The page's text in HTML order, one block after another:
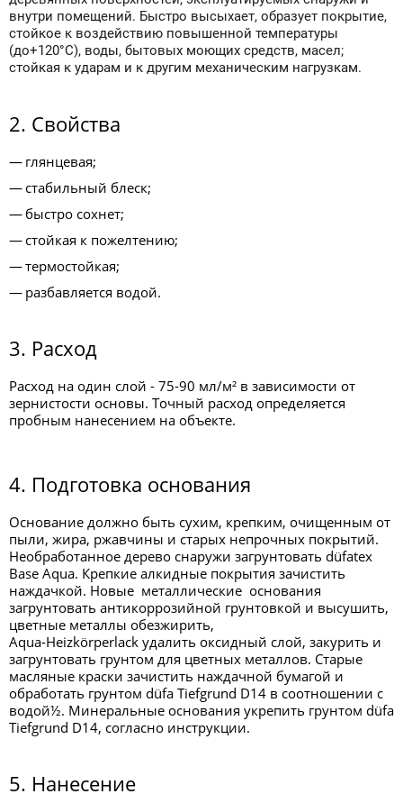
внутри помещений. Быстро высыхает, образует покрытие,
стойкое к воздействию повышенной температуры
(до+120°С), воды, бытовых моющих средств, масел;
стойкая к ударам и к другим механическим нагрузкам.
2. Свойства
глянцевая;
стабильный блеск;
быстро сохнет;
стойкая к пожелтению;
термостойкая;
разбавляется водой.
3. Расход
Расход на один слой - 75-90 мл/м² в зависимости от
зернистости основы. Точный расход определяется
пробным нанесением на объекте.
4. Подготовка основания
Основание должно быть сухим, крепким, очищенным от
пыли, жира, ржавчины и старых непрочных покрытий.
Необработанное дерево снаружи загрунтовать düfatex
Base Aqua. Крепкие алкидные покрытия зачистить
наждачкой. Новые металлические основания
загрунтовать антикоррозийной грунтовкой и высушить,
цветные металлы обезжирить,
Aqua-Heizkörperlack удалить оксидный слой, закурить и
загрунтовать грунтом для цветных металлов. Старые
масляные краски зачистить наждачной бумагой и
обработать грунтом düfa Tiefgrund D14 в соотношении с
водой½. Минеральные основания укрепить грунтом düfa
Tiefgrund D14, согласно инструкции.
5. Нанесение